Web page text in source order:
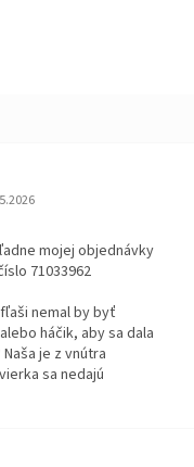
obchodu je 3 z 5
mojej objednávky
71033962
nemal by byť
háčik, aby sa dala
je z vnútra
sa nedajú